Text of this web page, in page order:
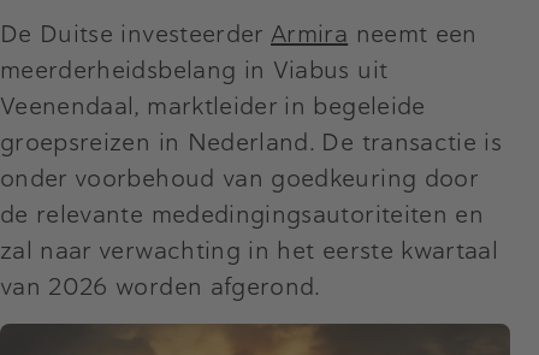
De Duitse investeerderArmira neemt een
meerderheidsbelang in Viabus uit
Veenendaal, marktleider in begeleide
groepsreizen in Nederland. De transactie is
onder voorbehoud van goedkeuring door
de relevante mededingingsautoriteiten en
zal naar verwachting in het eerste kwartaal
van 2026 worden afgerond.